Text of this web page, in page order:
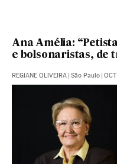
Ana Amélia:
e bolsonaristas, de
REGIANE OLIVEIRA | São Paulo |